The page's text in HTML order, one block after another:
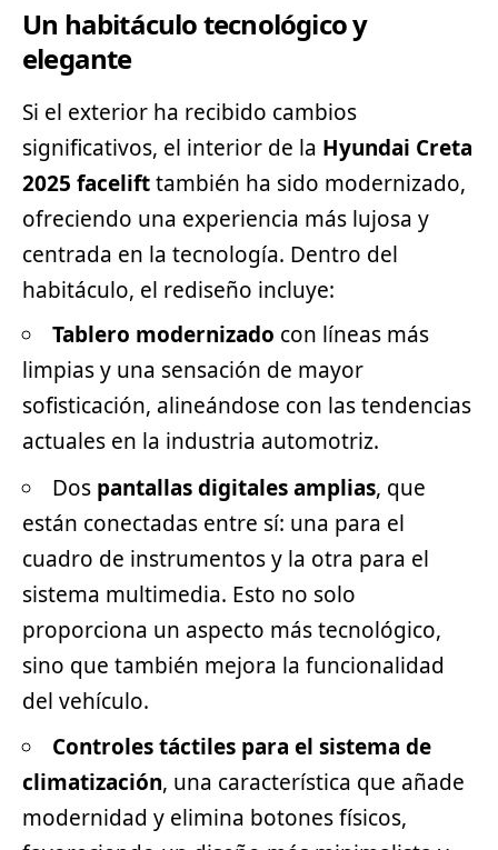
Un habitáculo tecnológico y
elegante
Si el exterior ha recibido cambios
significativos, el interior de la Hyundai Creta
2025 facelifttambién ha sido modernizado,
ofreciendo una experiencia más lujosa y
centrada en la tecnología. Dentro del
habitáculo, el rediseño incluye:
Tablero modernizado con líneas más
limpias y una sensación de mayor
sofisticación, alineándose con las tendencias
actuales en la industria automotriz.
Dos pantallas digitales amplias, que
están conectadas entre sí: una para el
cuadro de instrumentos y la otra para el
sistema multimedia. Esto no solo
proporciona un aspecto más tecnológico,
sino que también mejora la funcionalidad
del vehículo.
Controles táctiles para el sistema de
climatización, una característica que añade
modernidad y elimina botones físicos,